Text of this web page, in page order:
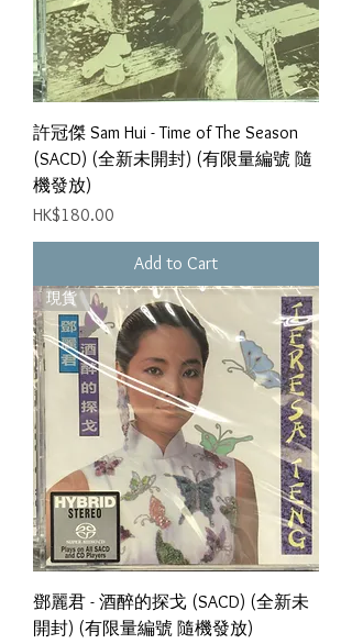
許冠傑 Sam Hui - Time of The Season
(SACD) (全新未開封) (有限量編號 隨
機發放)
Price
HK$180.00
Add to Cart
現貨
鄧麗君 - 酒醉的探戈 (SACD) (全新未
開封) (有限量編號 隨機發放)